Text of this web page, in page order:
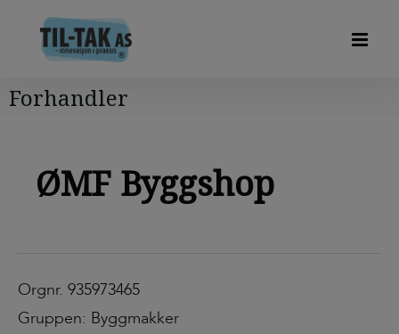
Forhandler
ØMF Byggshop
Orgnr. 935973465
Gruppen: Byggmakker